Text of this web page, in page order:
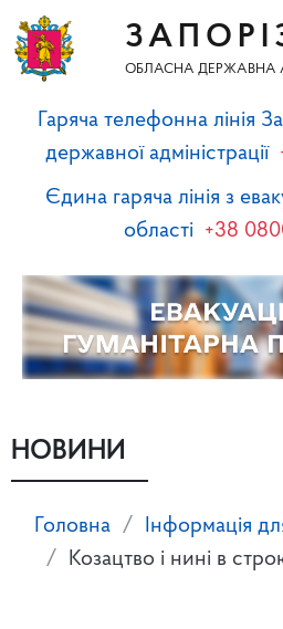
ОБЛАСНА ДЕРЖАВНА
Гаряча телефонна лінія
державної адміністрації
Єдина гаряча лінія з
області +38
НОВИНИ
Головна Інформація
Козацтво і нині в